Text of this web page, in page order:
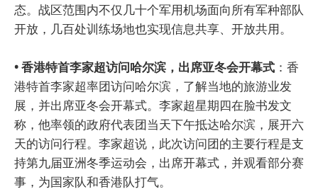
态。战区范围内不仅几十个军用机场面向所有军种部队
开放，几百处训练场地也实现信息共享、开放共用。
• 香港特首李家超访问哈尔滨，出席亚冬会开幕式 ：香
港特首李家超率团访问哈尔滨，了解当地的旅游业发
展，并出席亚冬会开幕式。李家超星期四在脸书发文
称，他率领的政府代表团当天下午抵达哈尔滨，展开六
天的访问行程。李家超说，此次访问团的主要行程是支
持第九届亚洲冬季运动会，出席开幕式，并观看部分赛
事，为国家队和香港队打气。